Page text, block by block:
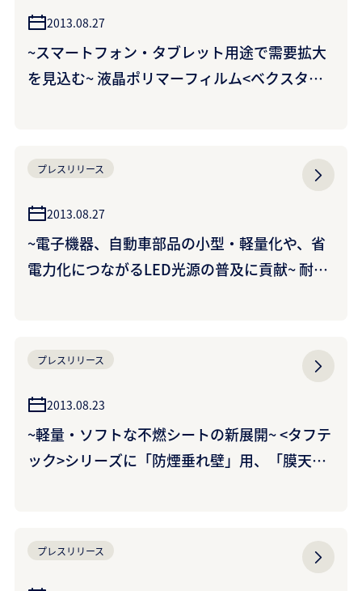
2013.08.27
~スマートフォン・タブレット用途で需要拡大
を見込む~ 液晶ポリマーフィルム<ベクスター>
プレスリリース
2013.08.27
~電子機器、自動車部品の小型・軽量化や、省
電力化につながるLED光源の普及に貢献~ 耐熱
プレスリリース
2013.08.23
~軽量・ソフトな不燃シートの新展開~ <タフテ
ック>シリーズに「防煙垂れ壁」用、「膜天
プレスリリース